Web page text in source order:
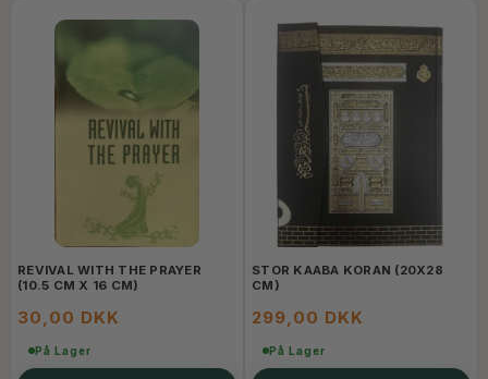
REVIVAL WITH THE PRAYER
(10.5 CM X 16 CM)
30,00 DKK
På Lager
STOR KAABA KORAN (20X28
CM)
299,00 DKK
På Lager